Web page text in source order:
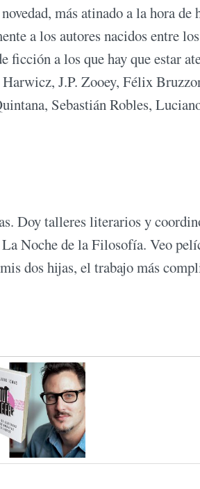
más atinado a la hora
a los autores nacidos entre
ficción a los que hay que estar
J.P. Zooey, Félix
Sebastián Robles,
Doy talleres literarios y
Noche de la Filosofía. Veo
dos hijas, el trabajo más